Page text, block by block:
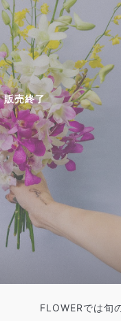
販売終了
FLOWERでは旬